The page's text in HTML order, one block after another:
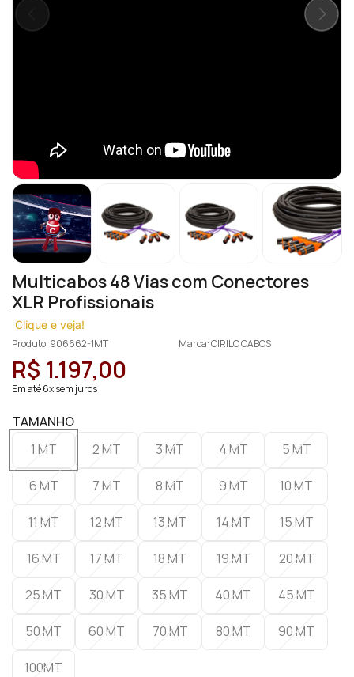
Multicabos 48 Vias com Conectores
XLR Profissionais
Clique e veja!
Produto: 906662-1MT
Marca: CIRILO CABOS
R$ 1.197,00
Em até 6x sem juros
TAMANHO
1 MT
2 MT 3 MT 4 MT 5 MT
6 MT 7 MT 8 MT 9 MT 10 MT
11 MT 12 MT 13 MT 14 MT 15 MT
16 MT 17 MT 18 MT 19 MT 20 MT
25 MT 30 MT 35 MT 40 MT 45 MT
50 MT 60 MT 70 MT 80 MT 90 MT
100MT